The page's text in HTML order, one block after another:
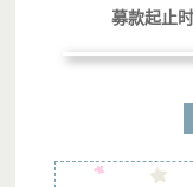
募款起止